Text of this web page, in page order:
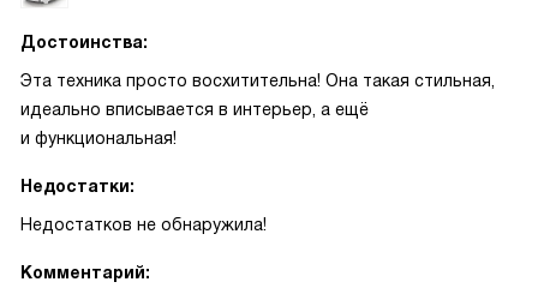
Достоинства:
Эта техника просто восхитительна! Она такая стильная,
идеально вписывается в интерьер, а ещё
и функциональная!
Недостатки:
Недостатков не обнаружила!
Комментарий: